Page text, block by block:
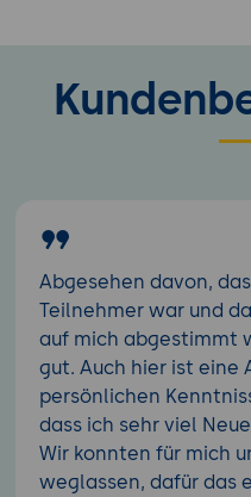
Abgesehen davon,
Teilnehmer war und
auf mich abgestimmt
gut. Auch hier ist eine
persönlichen
dass ich sehr viel
Wir konnten für mich
weglassen, dafür das